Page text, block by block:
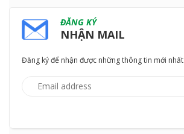
ĐĂNG KÝ
NHẬN MAIL
Đăng ký để nhận được những thông tin mới nhất